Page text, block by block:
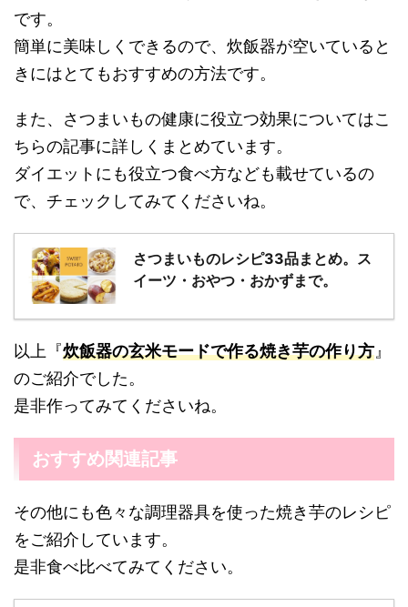
です。
簡単に美味しくできるので、炊飯器が空いていると
きにはとてもおすすめの方法です。
また、さつまいもの健康に役立つ効果についてはこ
ちらの記事に詳しくまとめています。
ダイエットにも役立つ食べ方なども載せているの
で、チェックしてみてくださいね。
さつまいものレシピ33品まとめ。ス
イーツ・おやつ・おかずまで。
以上『炊飯器の玄米モードで作る焼き芋の作り方 』
のご紹介でした。
是非作ってみてくださいね。
おすすめ関連記事
その他にも色々な調理器具を使った焼き芋のレシピ
をご紹介しています。
是非食べ比べてみてください。